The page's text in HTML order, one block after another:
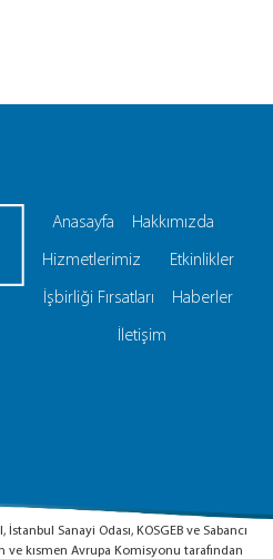
Anasayfa Hakkımızda
Hizmetlerimiz Etkinlikler
İşbirliği Fırsatları Haberler
İletişim
Sanayi Odası, KOSGEB ve Sabancı
ve kısmen Avrupa Komisyonu tarafından